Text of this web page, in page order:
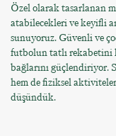
Özel olarak tasarlanan
atabilecekleri ve keyifli
sunuyoruz. Güvenli ve
futbolun tatlı rekabetini
bağlarını güçlendiriyor.
hem de fiziksel
düşündük.